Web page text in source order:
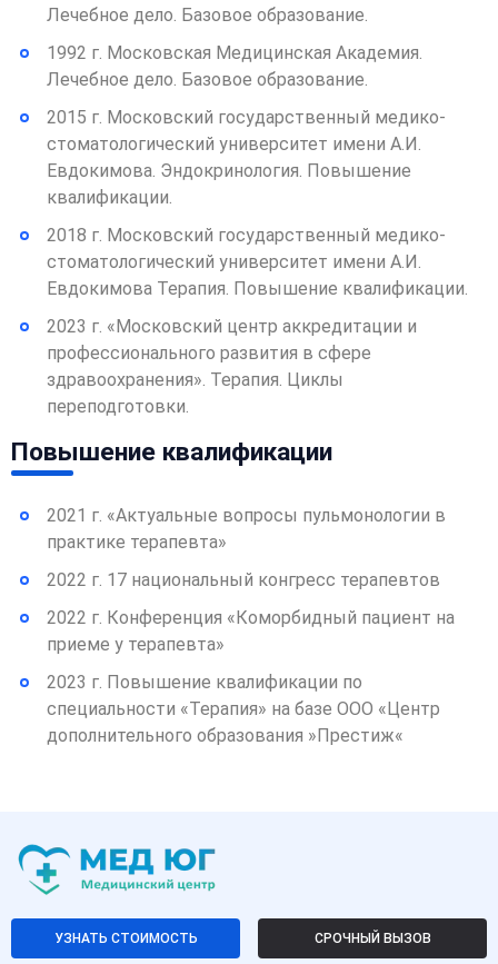
Лечебное дело. Базовое образование.
1992 г. Московская Медицинская Академия.
Лечебное дело. Базовое образование.
2015 г. Московский государственный медико-
стоматологический университет имени А.И.
Евдокимова. Эндокринология. Повышение
квалификации.
2018 г. Московский государственный медико-
стоматологический университет имени А.И.
Евдокимова Терапия. Повышение квалификации.
2023 г. «Московский центр аккредитации и
профессионального развития в сфере
здравоохранения». Терапия. Циклы
переподготовки.
Повышение квалификации
2021 г. «Актуальные вопросы пульмонологии в
практике терапевта»
2022 г. 17 национальный конгресс терапевтов
2022 г. Конференция «Коморбидный пациент на
приеме у терапевта»
2023 г. Повышение квалификации по
специальности «Терапия» на базе ООО «Центр
дополнительного образования »Престиж«
УЗНАТЬ СТОИМОСТЬ СРОЧНЫЙ ВЫЗОВ